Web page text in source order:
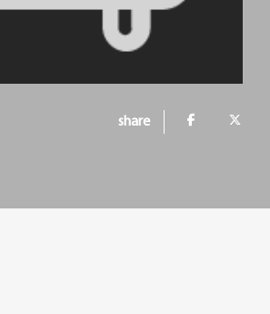
share